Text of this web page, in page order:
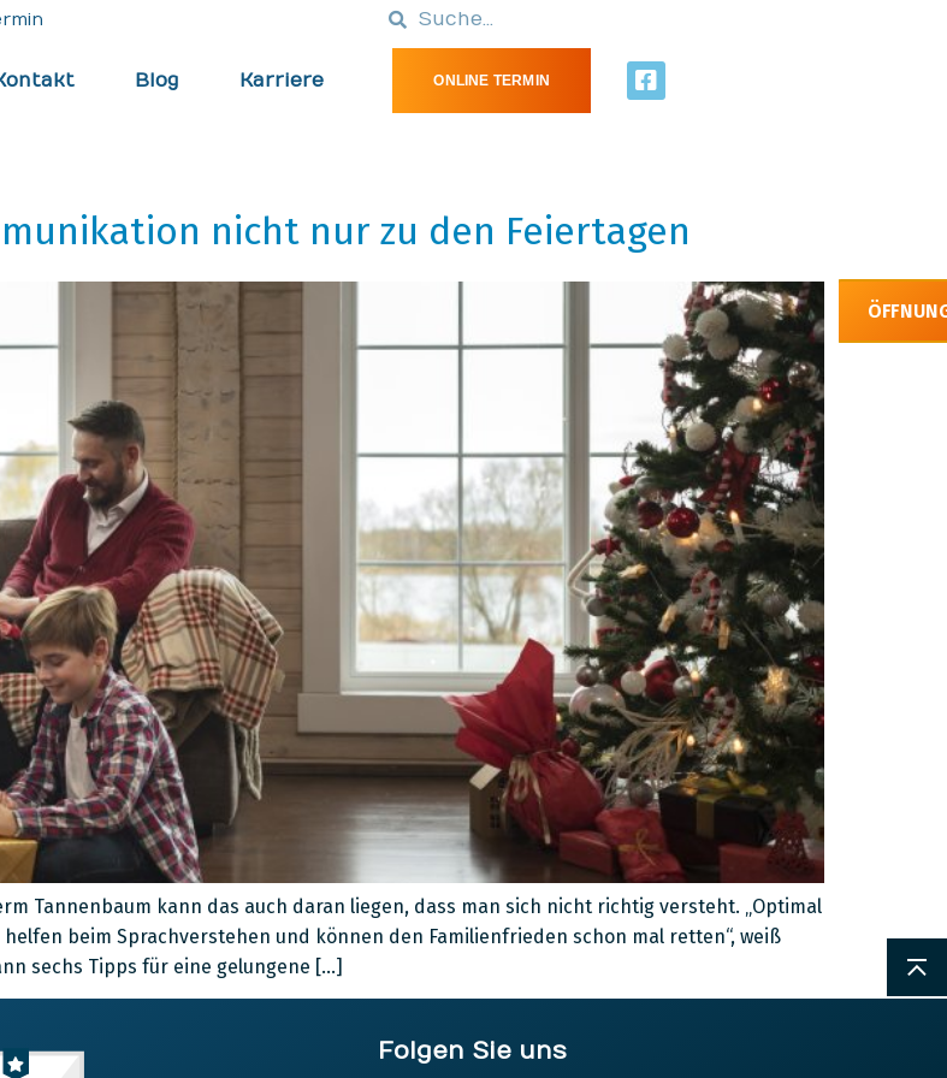
Blog Karriere ONLINE TERMIN
nicht nur zu den Feiertagen
Tannenbaum kann das auch daran liegen, dass man sich nicht richtig versteht. „Optimal
beim Sprachverstehen und können den Familienfrieden schon mal retten“, weiß
sechs Tipps für eine gelungene […]
Folgen Sie uns